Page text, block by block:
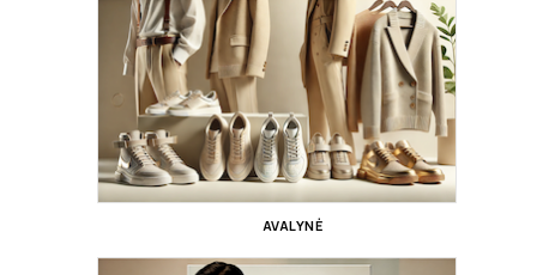
AVALYNĖ